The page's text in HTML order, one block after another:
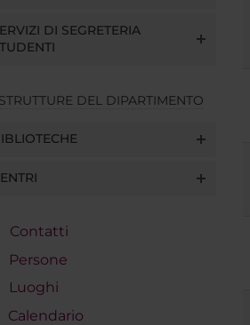
DI SEGRETERIA
STRUTTURE DEL DIPARTIMENTO
Contatti
Persone
Luoghi
Calendario